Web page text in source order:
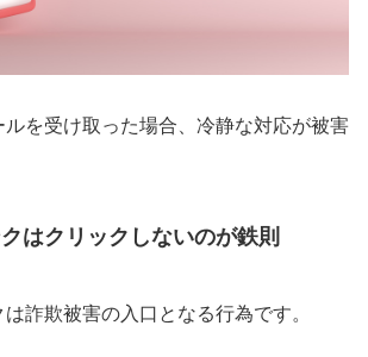
を受け取った場合、冷静な対応が被害
はクリックしないのが鉄則
詐欺被害の入口となる行為です。